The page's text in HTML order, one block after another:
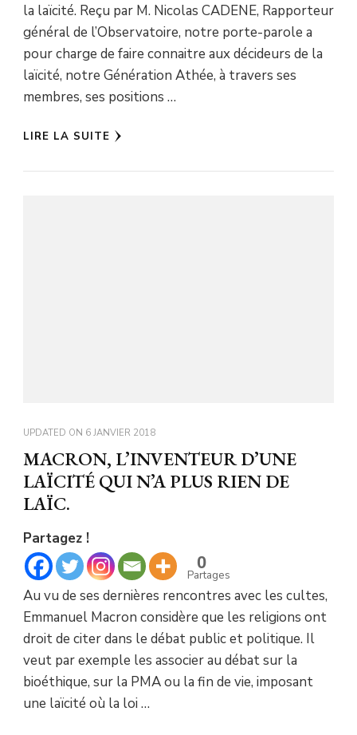
la laïcité. Reçu par M. Nicolas CADENE, Rapporteur
général de l’Observatoire, notre porte-parole a
pour charge de faire connaitre aux décideurs de la
laïcité, notre Génération Athée, à travers ses
membres, ses positions …
LIRE LA SUITE
UPDATED ON 6 JANVIER 2018
MACRON, L’INVENTEUR D’UNE
LAÏCITÉ QUI N’A PLUS RIEN DE
LAÏC.
Partagez !
0
Partages
Au vu de ses dernières rencontres avec les cultes,
Emmanuel Macron considère que les religions ont
droit de citer dans le débat public et politique. Il
veut par exemple les associer au débat sur la
bioéthique, sur la PMA ou la fin de vie, imposant
une laïcité où la loi …